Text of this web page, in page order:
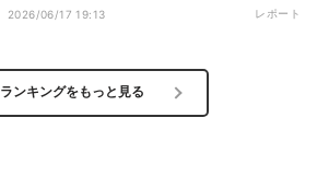
2026/06/17 19:13 レポート
ランキングをもっと見る